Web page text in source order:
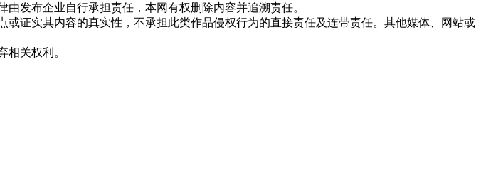
发布企业自行承担责任，本网有权删除内容并追溯责任。
证实其内容的真实性，不承担此类作品侵权行为的直接责任及连带责任。其他媒体、网站或
相关权利。